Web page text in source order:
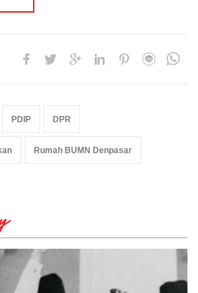
PDIP DPR
Rumah BUMN Denpasar